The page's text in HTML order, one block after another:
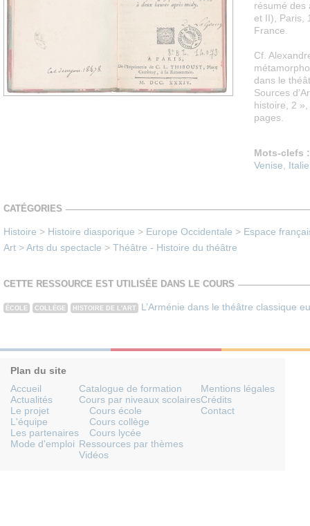
résumé des
et II), Paris,
France.
Cf.
dans le
Sources
histoire, 2
pages.
Mots-clefs :
Venise
Italie
CATÉGORIES
Histoire > Histoire diasporique > Europe Occidentale > Espace
Art >Arts du spectacle > Théâtre - Histoire du théâtre
CETTE RESSOURCE EST UTILISÉE DANS LE COURS
ÉCOLE COLLÈGE HISTOIRE DE L'ART L’Arménie dans le théâtre classique
Plan du site
Accueil
Actualités
Le projet
L'équipe
Les partenaires
Mode d'emploi
Catalogue de formation
Cours par niveaux scolaires
Cours école
Cours collège
Cours lycée
Ressources par thèmes
Vidéos
Mentions légales
Crédits
Contact